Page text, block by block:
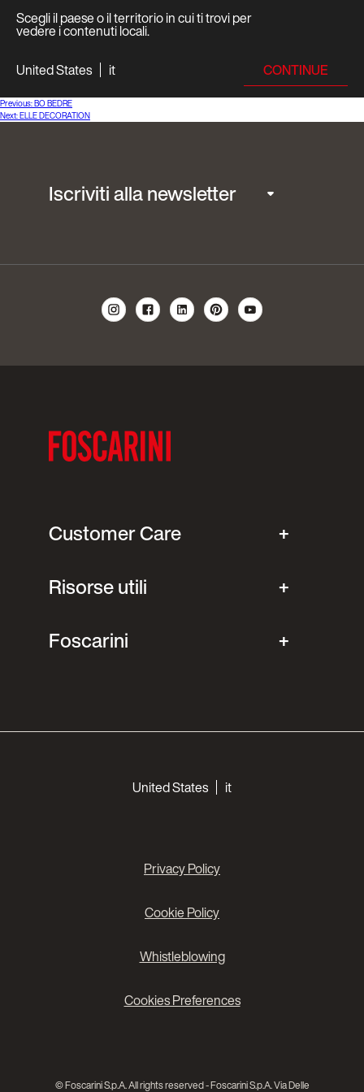
Scegli il paese o il territorio in cui ti trovi per
vedere i contenuti locali.
United States
it CONTINUE
Navigazione
articoli
Previous:BO BEDRE
Next:ELLE DECORATION
Iscriviti alla newsletter
Customer Care
Risorse utili
Foscarini
United States it
Privacy Policy
Cookie Policy
Whistleblowing
Cookies Preferences
© Foscarini S.p.A. All rights reserved - Foscarini S.p.A. Via Delle